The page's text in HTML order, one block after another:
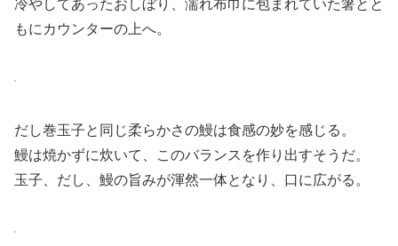
冷やしてあったおしぼり、濡れ布巾に包まれていた箸とと
もにカウンターの上へ。
だし巻玉子と同じ柔らかさの鰻は食感の妙を感じる。
鰻は焼かずに炊いて、このバランスを作り出すそうだ。
玉子、だし、鰻の旨みが渾然一体となり、口に広がる。